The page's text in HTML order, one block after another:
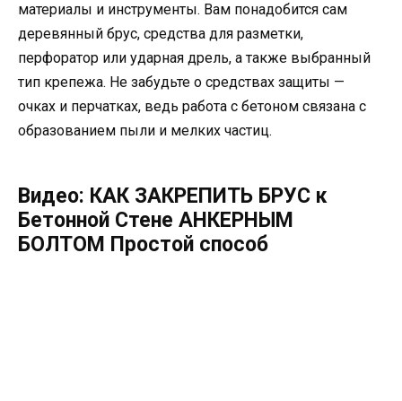
материалы и инструменты. Вам понадобится сам
деревянный брус, средства для разметки,
перфоратор или ударная дрель, а также выбранный
тип крепежа. Не забудьте о средствах защиты —
очках и перчатках, ведь работа с бетоном связана с
образованием пыли и мелких частиц.
Видео: КАК ЗАКРЕПИТЬ БРУС к
Бетонной Стене АНКЕРНЫМ
БОЛТОМ Простой способ